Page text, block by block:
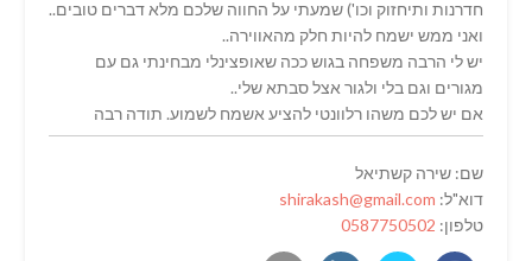
חדרנות ותיחזוק וכו') שמעתי על החווה שלכם מלא דברים טובים..
ואני ממש ישמח להיות חלק מהאווירה..
יש לי הרבה משפחה בגוש ככה שאופצינלי מבחינתי גם עם
מגורים וגם בלי ולגור אצל סבתא שלי..
אם יש לכם משהו רלוונטי להציע אשמח לשמוע. תודה רבה
שם: שירה קשתיאל
דוא"ל: shirakash@gmail.com
טלפון: 0587750502